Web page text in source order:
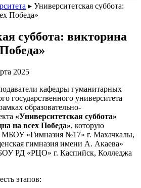
▸ Университетская суббота:
Победа»
суббота: викторина
2025
кафедры гуманитарных
государственного университета
образовательно-
«Университетская суббота»
на всех Победа», которую
МБОУ «Гимназия №17» г. Махачкалы,
гимназия имени А. Акаева»
РД «РЦО» г. Каспийск, Колледжа
этапов: